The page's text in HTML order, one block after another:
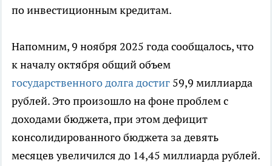
по инвестиционным кредитам.
Напомним, 9 ноября 2025 года сообщалось, что
к началу октября общий объем
государственного долга достиг 59,9 миллиарда
рублей. Это произошло на фоне проблем с
доходами бюджета, при этом дефицит
консолидированного бюджета за девять
месяцев увеличился до 14,45 миллиарда рублей.